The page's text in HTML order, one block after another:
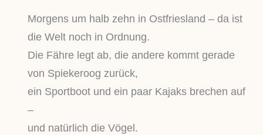
Morgens um halb zehn in Ostfriesland – da ist
die Welt noch in Ordnung.
Die Fähre legt ab, die andere kommt gerade
von Spiekeroog zurück,
ein Sportboot und ein paar Kajaks brechen auf
–
und natürlich die Vögel.